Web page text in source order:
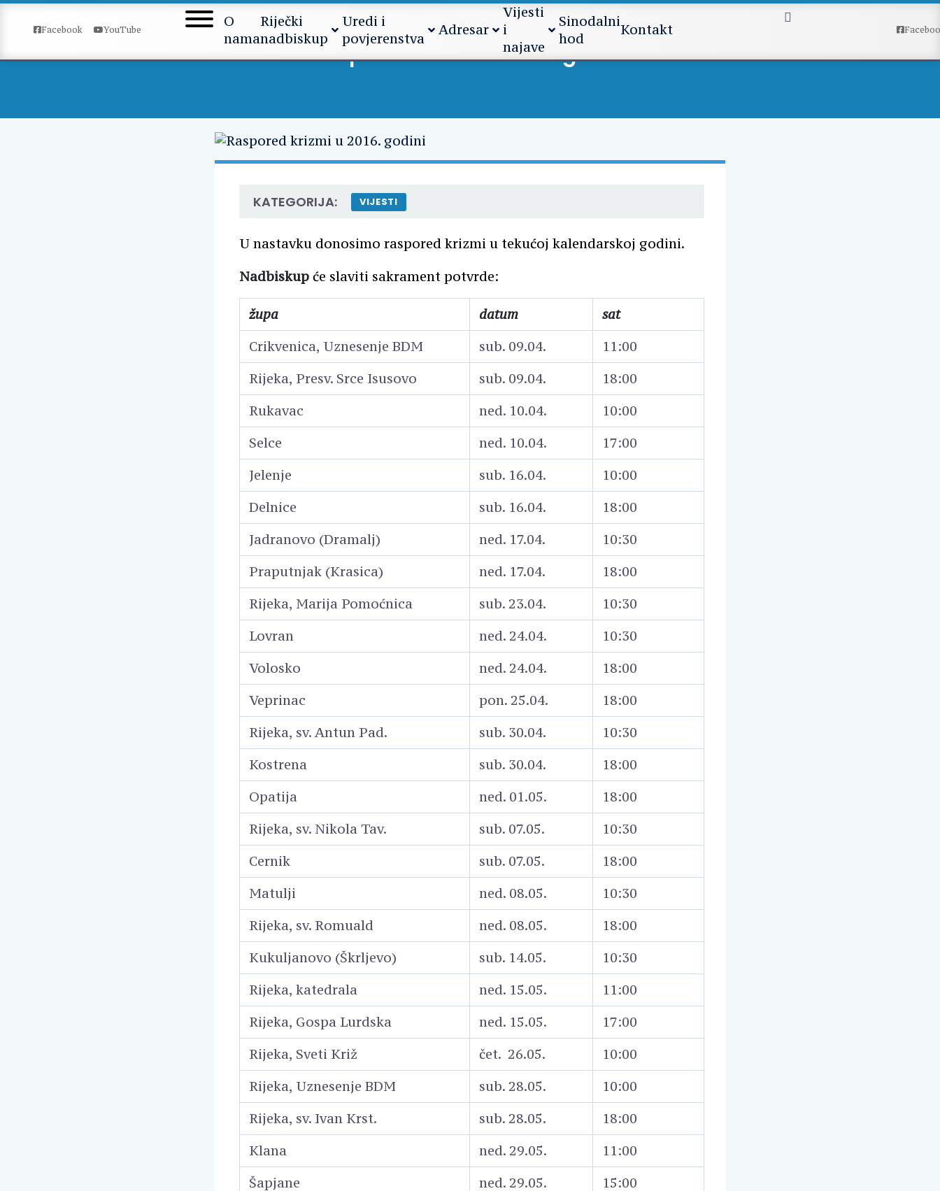
Skip to content
Facebook YouTube
O
nama
Riječki
nadbiskup
Uredi i
povjerenstva
Adresar
Vijesti
i
najave
Sinodalni
hod
Kontakt
Raspored krizmi u 2016. godini
KATEGORIJA: VIJESTI
U nastavku donosimo raspored krizmi u tekućoj kalendarskoj godini.
Nadbiskup će slaviti sakrament potvrde:
župa datum
sat
Crikvenica, Uznesenje BDM
sub. 09.04.
11:00
Rijeka, Presv. Srce Isusovo
sub. 09.04.
18:00
Rukavac
ned. 10.04.
10:00
Selce
ned. 10.04.
17:00
Jelenje
sub. 16.04.
10:00
Delnice
sub. 16.04.
18:00
Jadranovo (Dramalj)
ned. 17.04.
10:30
Praputnjak (Krasica)
ned. 17.04.
18:00
Rijeka, Marija Pomoćnica
sub. 23.04.
10:30
Lovran
ned. 24.04.
10:30
Volosko
ned. 24.04.
18:00
Veprinac
pon. 25.04.
18:00
Rijeka, sv. Antun Pad.
sub. 30.04.
10:30
Kostrena
sub. 30.04.
18:00
Opatija
ned. 01.05.
18:00
Rijeka, sv. Nikola Tav.
sub. 07.05.
10:30
Cernik
sub. 07.05.
18:00
Matulji
ned. 08.05.
10:30
Rijeka, sv. Romuald
ned. 08.05.
18:00
Kukuljanovo (Škrljevo)
sub. 14.05.
10:30
Rijeka, katedrala
ned. 15.05.
11:00
Rijeka, Gospa Lurdska
ned. 15.05.
17:00
Rijeka, Sveti Križ
čet. 26.05.
10:00
Rijeka, Uznesenje BDM
sub. 28.05.
10:00
Rijeka, sv. Ivan Krst.
sub. 28.05.
18:00
Klana
ned. 29.05.
11:00
Šapjane
ned. 29.05.
15:00